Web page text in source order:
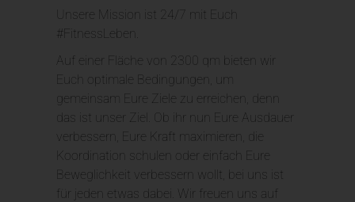
Unsere Mission ist 24/7 mit Euch
#FitnessLeben.
Auf einer Fläche von 2300 qm bieten wir
Euch optimale Bedingungen, um
gemeinsam Eure Ziele zu erreichen, denn
das ist unser Ziel. Ob ihr nun Eure Ausdauer
verbessern, Eure Kraft maximieren, die
Koordination schulen oder einfach Eure
Beweglichkeit verbessern wollt, bei uns ist
für jeden etwas dabei. Wir freuen uns auf